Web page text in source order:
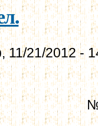
11/21/2012 -
№